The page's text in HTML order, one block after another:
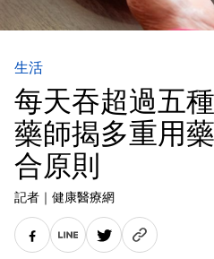
生活
每天吞超過五
藥師揭多重用
合原則
記者 ｜ 健康醫療網